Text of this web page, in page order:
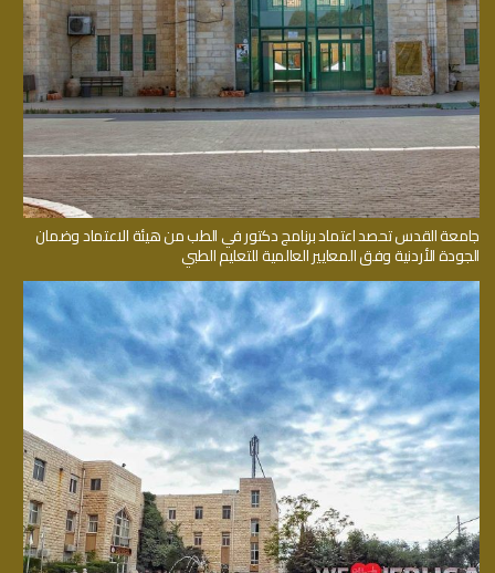
جامعة القدس تحصد اعتماد برنامج دكتور في الطب من هيئة الاعتماد وضمان
الجودة الأردنية وفق المعايير العالمية للتعليم الطبي